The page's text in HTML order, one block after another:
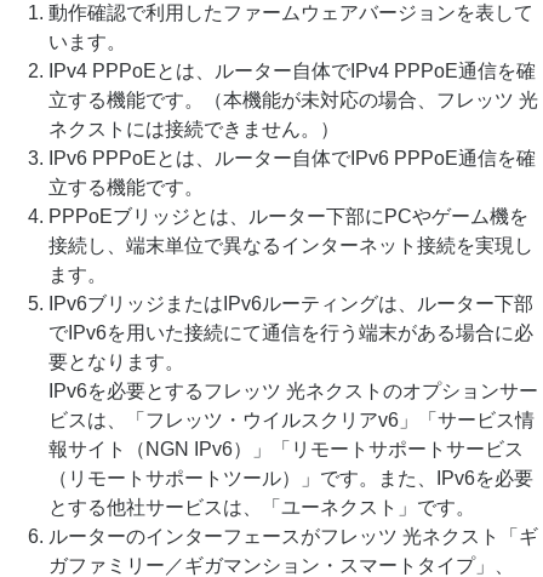
動作確認で利用したファームウェアバージョンを表して
います。
IPv4 PPPoEとは、ルーター自体でIPv4 PPPoE通信を確
立する機能です。（本機能が未対応の場合、フレッツ 光
ネクストには接続できません。）
IPv6 PPPoEとは、ルーター自体でIPv6 PPPoE通信を確
立する機能です。
PPPoEブリッジとは、ルーター下部にPCやゲーム機を
接続し、端末単位で異なるインターネット接続を実現し
ます。
IPv6ブリッジまたはIPv6ルーティングは、ルーター下部
でIPv6を用いた接続にて通信を行う端末がある場合に必
要となります。
IPv6を必要とするフレッツ 光ネクストのオプションサー
ビスは、「フレッツ・ウイルスクリアv6」「サービス情
報サイト（NGN IPv6）」「リモートサポートサービス
（リモートサポートツール）」です。また、IPv6を必要
とする他社サービスは、「ユーネクスト」です。
ルーターのインターフェースがフレッツ 光ネクスト「ギ
ガファミリー／ギガマンション・スマートタイプ」、